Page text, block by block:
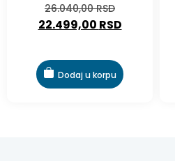
26.040,00RSD
22.499,00 RSD
Dodaj u korpu